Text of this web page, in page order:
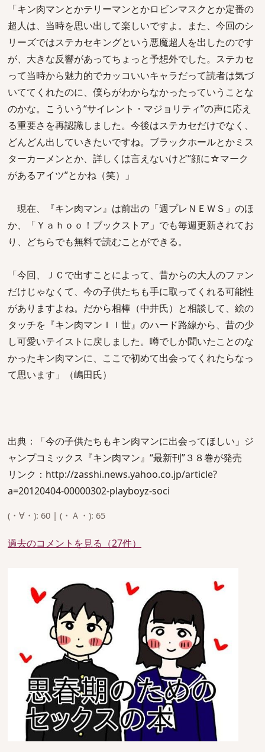
「キン肉マンとかテリーマンとかロビンマスクとか定番の
超人は、当時を思い出して楽しいですよ。また、今回のシ
リーズではステカセキングという悪魔超人を出したのです
が、大きな反響があってちょっと予想外でした。ステカセ
って当時から魅力的でカッコいいキャラだって読者は気づ
いててくれたのに、僕らがわからなかったっていうことな
のかな。こういう“サイレント・マジョリティ”の声に応え
る重要さを再認識しました。今後はステカセだけでなく、
どんどん出していきたいですね。ブラックホールとかミス
ターカーメンとか、詳しくは言えないけど“顔に☆マーク
があるアイツ”とかね（笑）」
現在、『キン肉マン』は前出の「週プレＮＥＷＳ」のほ
か、「Ｙａｈｏｏ！ブックストア」でも毎週更新されてお
り、どちらでも無料で読むことができる。
「今回、ＪＣで出すことによって、昔からの大人のファン
だけじゃなくて、今の子供たちも手に取ってくれる可能性
がありますよね。だから相棒（中井氏）と相談して、絵の
タッチを『キン肉マンＩＩ世』のハード路線から、昔の少
し可愛いテイストに戻しました。噂でしか聞いたことのな
かったキン肉マンに、ここで初めて出会ってくれたらなっ
て思います」（嶋田氏）
出典：「今の子供たちもキン肉マンに出会ってほしい」ジ
ャンプコミックス『キン肉マン』“最新刊”３８巻が発売
リンク：http://zasshi.news.yahoo.co.jp/article?
a=20120404-00000302-playboyz-soci
(・∀・): 60 | (・Ａ・): 65
過去のコメントを見る（27件）